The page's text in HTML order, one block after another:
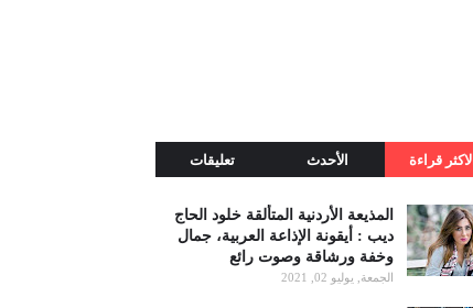
الاكثر قراءة الأحدث تعليقات
المذيعة الأردنية المتألقة خلود الحاج
ديب : أيقونة الإذاعة العربية، جمال
وخفة ورشاقة وصوت رائع
الجمعة, يوليو 02, 2021